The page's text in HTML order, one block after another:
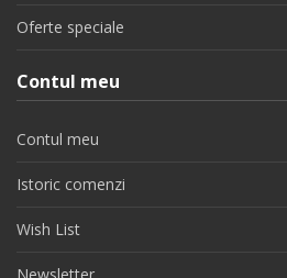
Oferte speciale
Contul meu
Contul meu
Istoric comenzi
Wish List